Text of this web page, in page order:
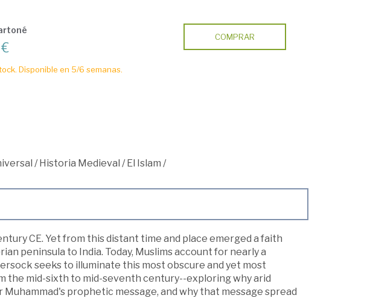
Disponible en 5/6 semanas.
COMPRAR
/Historia Medieval /El Islam /
CE. Yet from this distant time and place emerged a faith
peninsula to India. Today, Muslims account for nearly a
seeks to illuminate this most obscure and yet most
the mid-sixth to mid-seventh century--exploring why arid
prophetic message, and why that message spread